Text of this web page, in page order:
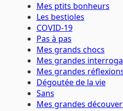
Mes ptits bonheurs
Les bestioles
COVID-19
Pas à pas
Mes grands chocs
Mes grandes
Mes grandes
Dégoutée de la vie
Sans
Mes grandes